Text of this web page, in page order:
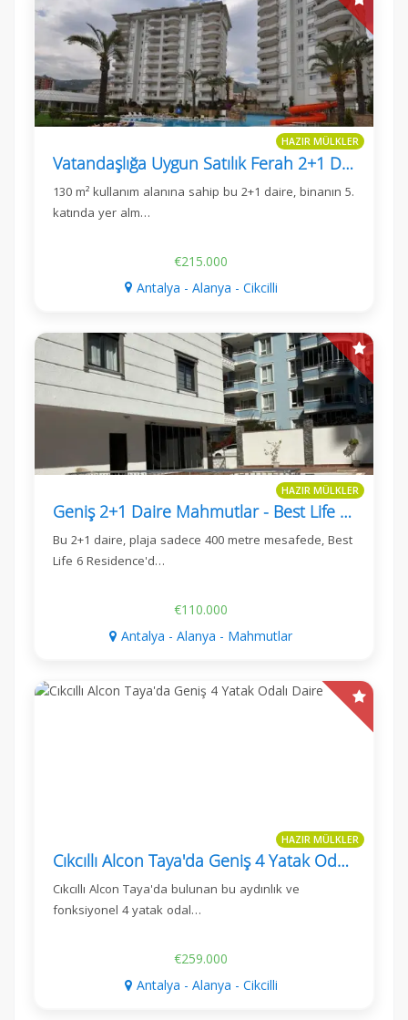
HAZIR MÜLKLER
Vatandaşlığa Uygun Satılık Ferah 2+1 Daire – Galaxy 3 Residence, Cikcilli, Alanya
130 m² kullanım alanına sahip bu 2+1 daire, binanın 5.
katında yer alm…
€215.000
Antalya - Alanya - Cikcilli
HAZIR MÜLKLER
Geniş 2+1 Daire Mahmutlar - Best Life 6 Residence
Bu 2+1 daire, plaja sadece 400 metre mesafede, Best
Life 6 Residence'd…
€110.000
Antalya - Alanya - Mahmutlar
HAZIR MÜLKLER
Cıkcıllı Alcon Taya'da Geniş 4 Yatak Odalı Daire
Cıkcıllı Alcon Taya'da bulunan bu aydınlık ve
fonksiyonel 4 yatak odal…
€259.000
Antalya - Alanya - Cikcilli